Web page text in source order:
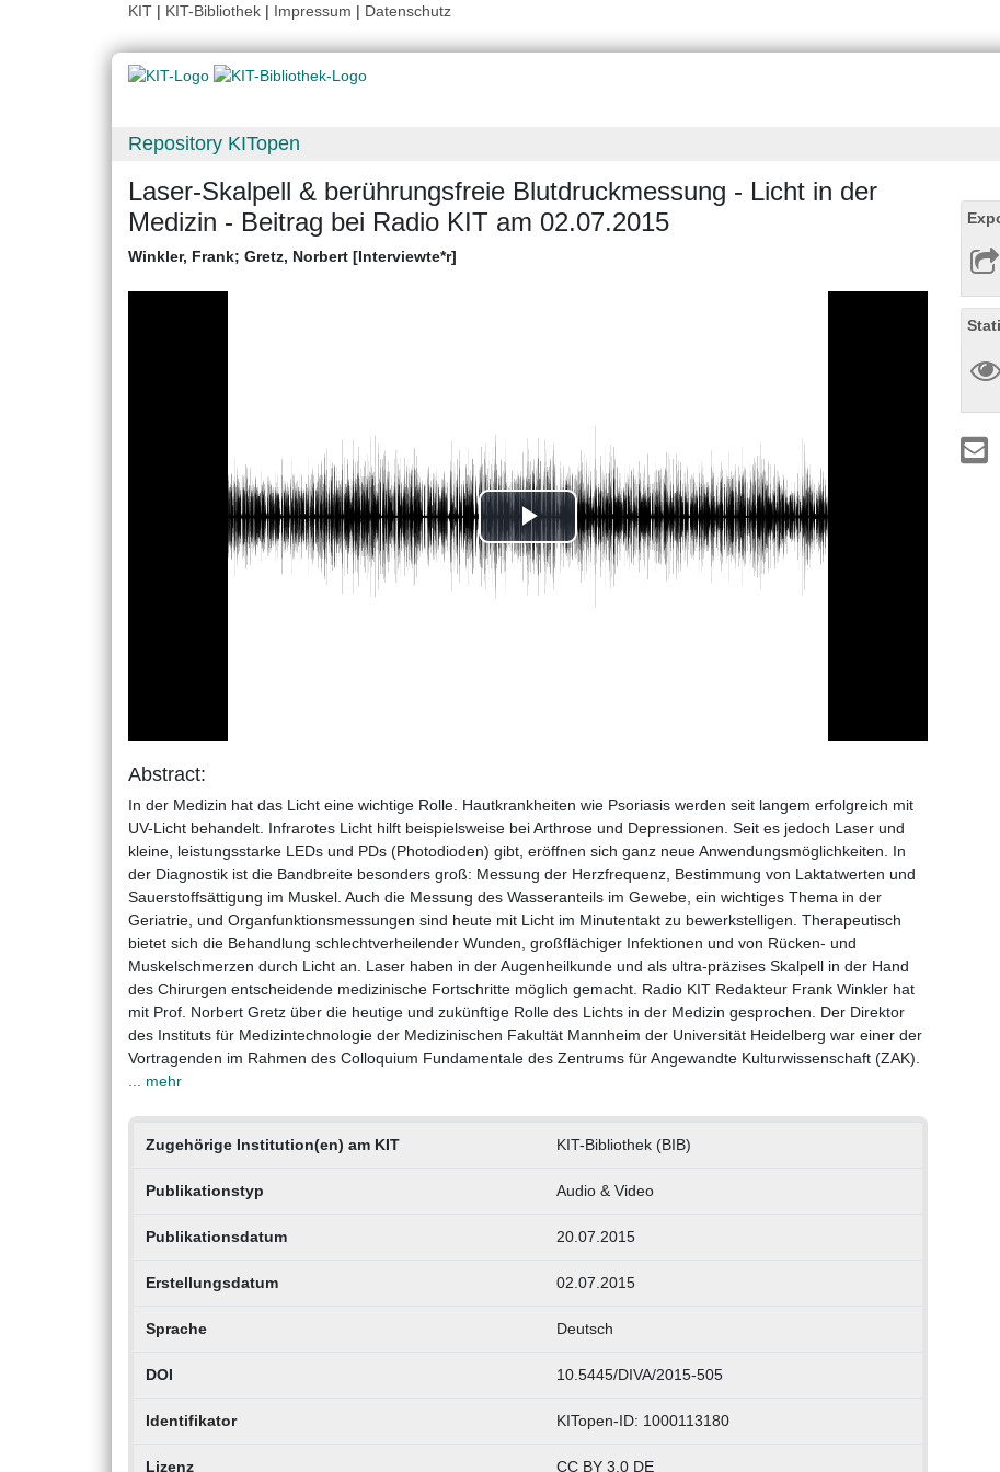
KIT | KIT-Bibliothek | Impressum | Datenschutz
Repository KITopen
Laser-Skalpell & berührungsfreie Blutdruckmessung - Licht in der
Medizin - Beitrag bei Radio KIT am 02.07.2015
Winkler, Frank; Gretz, Norbert [Interviewte*r]
Play
Video
Abstract:
In der Medizin hat das Licht eine wichtige Rolle. Hautkrankheiten wie Psoriasis werden seit langem erfolgreich mit
UV-Licht behandelt. Infrarotes Licht hilft beispielsweise bei Arthrose und Depressionen. Seit es jedoch Laser und
kleine, leistungsstarke LEDs und PDs (Photodioden) gibt, eröffnen sich ganz neue Anwendungsmöglichkeiten. In
der Diagnostik ist die Bandbreite besonders groß: Messung der Herzfrequenz, Bestimmung von Laktatwerten und
Sauerstoffsättigung im Muskel. Auch die Messung des Wasseranteils im Gewebe, ein wichtiges Thema in der
Geriatrie, und Organfunktionsmessungen sind heute mit Licht im Minutentakt zu bewerkstelligen. Therapeutisch
bietet sich die Behandlung schlechtverheilender Wunden, großflächiger Infektionen und von Rücken- und
Muskelschmerzen durch Licht an. Laser haben in der Augenheilkunde und als ultra-präzises Skalpell in der Hand
des Chirurgen entscheidende medizinische Fortschritte möglich gemacht. Radio KIT Redakteur Frank Winkler hat
mit Prof. Norbert Gretz über die heutige und zukünftige Rolle des Lichts in der Medizin gesprochen. Der Direktor
des Instituts für Medizintechnologie der Medizinischen Fakultät Mannheim der Universität Heidelberg war einer der
Vortragenden im Rahmen des Colloquium Fundamentale des Zentrums für Angewandte Kulturwissenschaft (ZAK).
... mehr
Zugehörige Institution(en) am KIT KIT-Bibliothek (BIB)
Publikationstyp Audio & Video
Publikationsdatum 20.07.2015
Erstellungsdatum 02.07.2015
Sprache Deutsch
DOI 10.5445/DIVA/2015-505
Identifikator KITopen-ID: 1000113180
Lizenz CC BY 3.0 DE